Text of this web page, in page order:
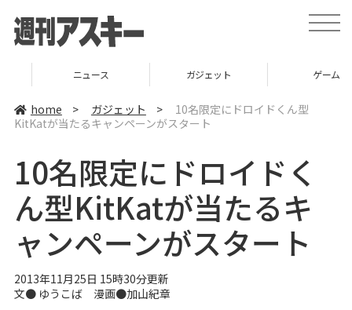
t
o
e
ニュース ガジェット
home > ガジェット >
10名限定にドロイドくん型
KitKatが当たるキャンペーンがスタート
10名限定にドロイドく
ん型KitKatが当たるキ
ャンペーンがスタート
2013年11月25日 15時30分更新
文● ゆうこば漫画●加山紀章